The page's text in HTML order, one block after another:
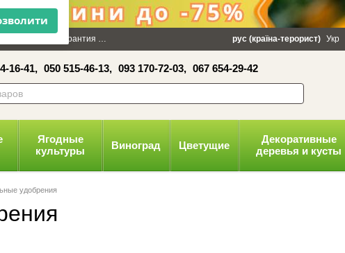
×
Гарантия Оплата и доставка Политика
рус (країна-терорист) Укр
16-41, 050 515-46-13, 093 170-72-03, 067 654-29-42
Ягодные
культуры
Виноград Цветущие
Декоративные
деревья и кусты
удобрения